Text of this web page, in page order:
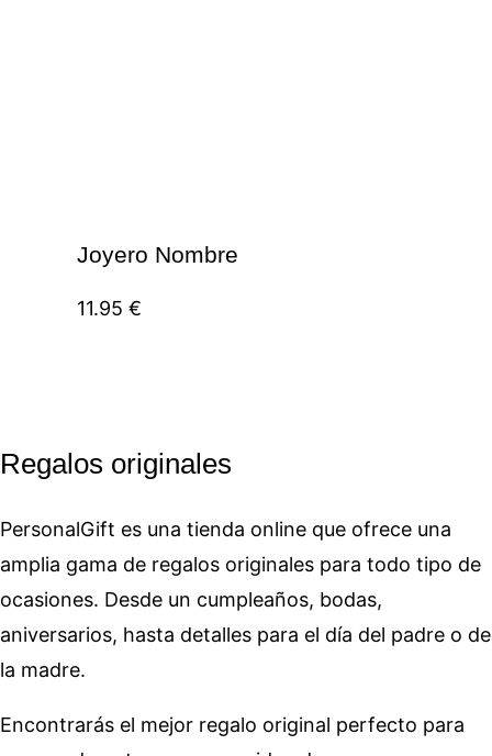
Joyero Nombre
11.95 €
Regalos originales
PersonalGift es una tienda online que ofrece una
amplia gama de regalos originales para todo tipo de
ocasiones. Desde un cumpleaños, bodas,
aniversarios, hasta detalles para el día del padre o de
la madre.
Encontrarás el mejor regalo original perfecto para